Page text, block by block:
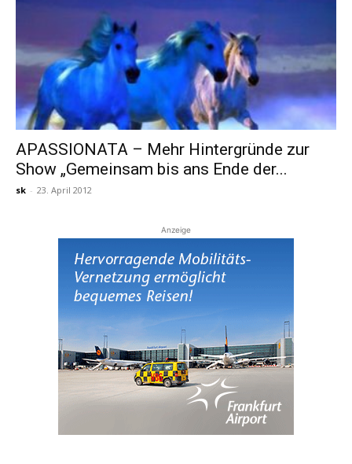
Touristiknews
und
Reiseempfehlungen.
APASSIONATA – Mehr Hintergründe zur
Show „Gemeinsam bis ans Ende der...
sk - 23. April 2012
Anzeige